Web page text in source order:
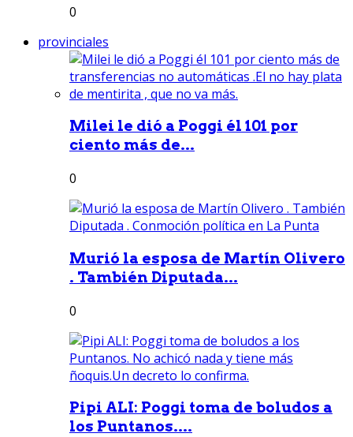
0
provinciales
Milei le dió a Poggi él 101 por
ciento más de...
0
Murió la esposa de Martín Olivero
. También Diputada...
0
Pipi ALI: Poggi toma de boludos a
los Puntanos....